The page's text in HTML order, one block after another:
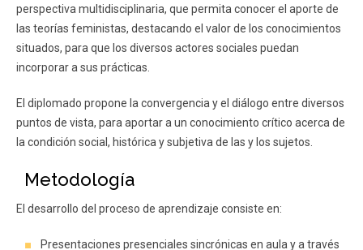
perspectiva multidisciplinaria, que permita conocer el aporte de
las teorías feministas, destacando el valor de los conocimientos
situados, para que los diversos actores sociales puedan
incorporar a sus prácticas.
El diplomado propone la convergencia y el diálogo entre diversos
puntos de vista, para aportar a un conocimiento crítico acerca de
la condición social, histórica y subjetiva de las y los sujetos.
Metodología
El desarrollo del proceso de aprendizaje consiste en:
Presentaciones presenciales sincrónicas en aula y a través